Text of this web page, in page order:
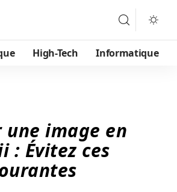
High-Tech Informatique
image en
: Évitez ces